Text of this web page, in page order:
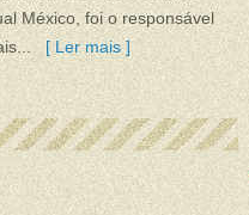
México, foi o responsável
[ Ler mais ]